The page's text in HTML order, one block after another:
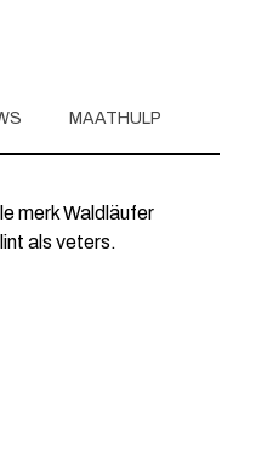
MAATHULP
merk Waldläufer
als veters.